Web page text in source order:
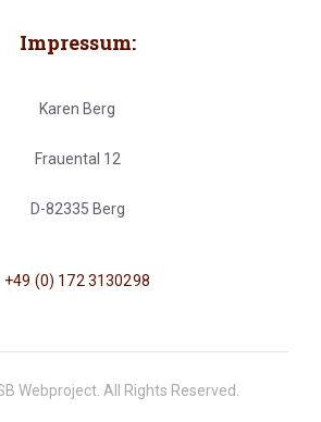
Impressum:
Karen Berg
Frauental 12
D-82335 Berg
+49 (0) 172 3130298
Webproject. All Rights Reserved.